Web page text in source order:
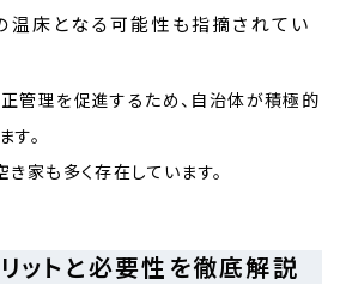
温床となる可能性も指摘されてい
管理を促進するため、自治体が積極的
。
家も多く存在しています。
ットと必要性を徹底解説